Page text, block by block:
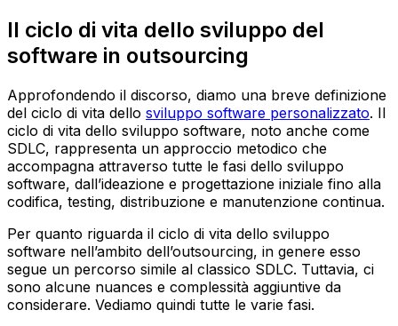
Il ciclo di vita dello sviluppo del
software in outsourcing
Approfondendo il discorso, diamo una breve definizione
del ciclo di vita dello sviluppo software personalizzato. Il
ciclo di vita dello sviluppo software, noto anche come
SDLC, rappresenta un approccio metodico che
accompagna attraverso tutte le fasi dello sviluppo
software, dall’ideazione e progettazione iniziale fino alla
codifica, testing, distribuzione e manutenzione continua.
Per quanto riguarda il ciclo di vita dello sviluppo
software nell’ambito dell’outsourcing, in genere esso
segue un percorso simile al classico SDLC. Tuttavia, ci
sono alcune nuances e complessità aggiuntive da
considerare. Vediamo quindi tutte le varie fasi.